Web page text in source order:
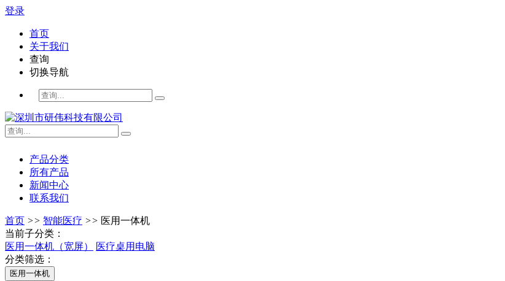
登录
首页
关于我们
查询
切换导航
产品分类
所有产品
新闻中心
联系我们
首页 >> 智能医疗 >> 医用一体机
当前子分类：
医用一体机（宽屏）
医疗桌用电脑
分类筛选：
医用一体机